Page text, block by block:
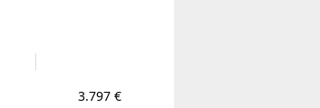
3.797 €